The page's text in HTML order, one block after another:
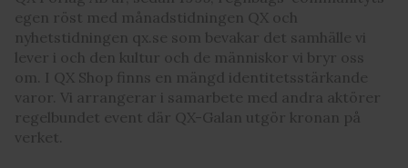
egen röst med månadstidningen QX och
nyhetstidningen qx.se som bevakar det samhälle vi
lever i och den kultur och de människor vi bryr oss
om. I QX Shop finns en mängd identitetsstärkande
varor. Vi arrangerar i samarbete med andra aktörer
regelbundet event där QX-Galan utgör kronan på
verket.